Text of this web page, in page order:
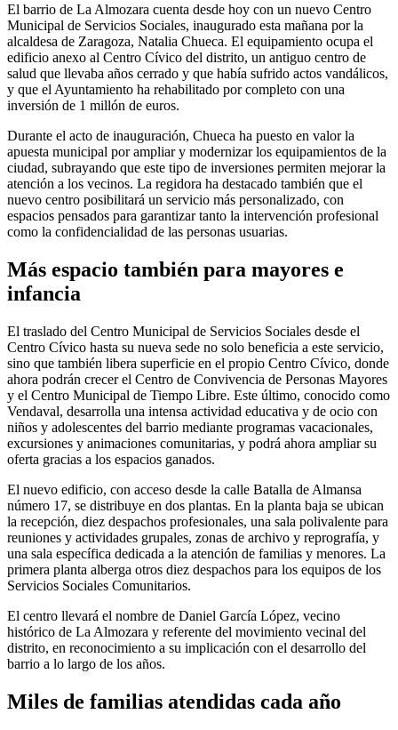
El barrio de La Almozara cuenta desde hoy con un nuevo Centro
Municipal de Servicios Sociales, inaugurado esta mañana por la
alcaldesa de Zaragoza, Natalia Chueca. El equipamiento ocupa el
edificio anexo al Centro Cívico del distrito, un antiguo centro de
salud que llevaba años cerrado y que había sufrido actos vandálicos,
y que el Ayuntamiento ha rehabilitado por completo con una
inversión de 1 millón de euros.
Durante el acto de inauguración, Chueca ha puesto en valor la
apuesta municipal por ampliar y modernizar los equipamientos de la
ciudad, subrayando que este tipo de inversiones permiten mejorar la
atención a los vecinos. La regidora ha destacado también que el
nuevo centro posibilitará un servicio más personalizado, con
espacios pensados para garantizar tanto la intervención profesional
como la confidencialidad de las personas usuarias.
Más espacio también para mayores e
infancia
El traslado del Centro Municipal de Servicios Sociales desde el
Centro Cívico hasta su nueva sede no solo beneficia a este servicio,
sino que también libera superficie en el propio Centro Cívico, donde
ahora podrán crecer el Centro de Convivencia de Personas Mayores
y el Centro Municipal de Tiempo Libre. Este último, conocido como
Vendaval, desarrolla una intensa actividad educativa y de ocio con
niños y adolescentes del barrio mediante programas vacacionales,
excursiones y animaciones comunitarias, y podrá ahora ampliar su
oferta gracias a los espacios ganados.
El nuevo edificio, con acceso desde la calle Batalla de Almansa
número 17, se distribuye en dos plantas. En la planta baja se ubican
la recepción, diez despachos profesionales, una sala polivalente para
reuniones y actividades grupales, zonas de archivo y reprografía, y
una sala específica dedicada a la atención de familias y menores. La
primera planta alberga otros diez despachos para los equipos de los
Servicios Sociales Comunitarios.
El centro llevará el nombre de Daniel García López, vecino
histórico de La Almozara y referente del movimiento vecinal del
distrito, en reconocimiento a su implicación con el desarrollo del
barrio a lo largo de los años.
Miles de familias atendidas cada año